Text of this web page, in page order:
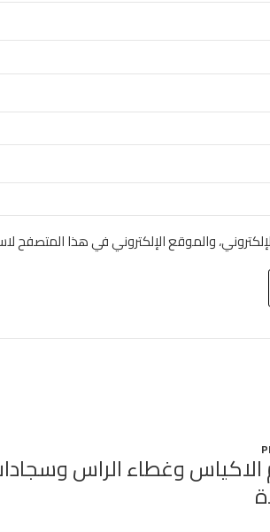
والموقع الإلكتروني في هذا المتصفح
وغطاء الراس